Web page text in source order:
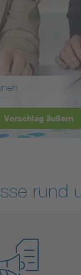
Vorschlag äußern
rund